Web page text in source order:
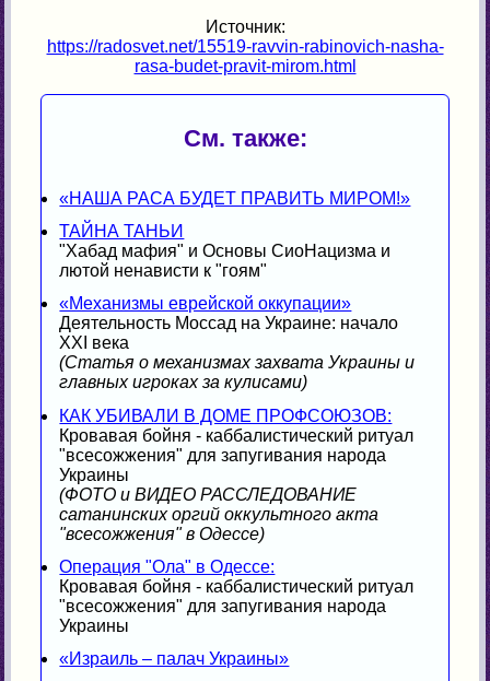
Источник:
https://radosvet.net/15519-ravvin-rabinovich-nasha-
rasa-budet-pravit-mirom.html
См. также:
«НАША РАСА БУДЕТ ПРАВИТЬ МИРОМ!»
ТАЙНА ТАНЬИ
"Хабад мафия" и Основы СиоНацизма и
лютой ненависти к "гоям"
«Механизмы еврейской оккупации»
Деятельность Моссад на Украине: начало
XXI века
(Статья о механизмах захвата Украины и
главных игроках за кулисами)
КАК УБИВАЛИ В ДОМЕ ПРОФСОЮЗОВ:
Кровавая бойня - каббалистический ритуал
"всесожжения" для запугивания народа
Украины
(ФОТО и ВИДЕО РАССЛЕДОВАНИЕ
сатанинских оргий оккультного акта
"всесожжения" в Одессе)
Операция "Ола" в Одессе:
Кровавая бойня - каббалистический ритуал
"всесожжения" для запугивания народа
Украины
«Израиль – палач Украины»